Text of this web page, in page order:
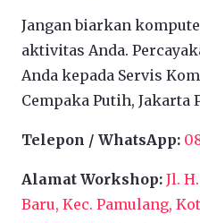
Jangan biarkan
aktivitas Anda.
Anda kepada Servis
Cempaka Putih, Jakarta
Telepon / WhatsApp:
Alamat Workshop: Jl.
Baru, Kec. Pamulang,